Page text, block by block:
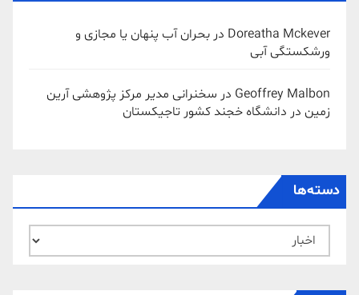
Doreatha Mckever در بحران آب پنهان یا مجازی و
ورشکستگی آبی
Geoffrey Malbon در سخنرانی مدیر مرکز پژوهشی آرین
زمین در دانشگاه خجند کشور تاجیکستان
دسته‌ها
دسته‌ها